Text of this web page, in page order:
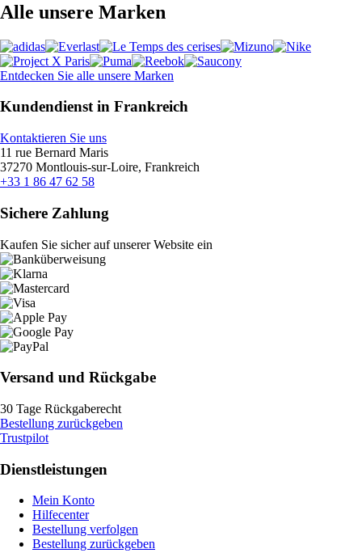
Alle unsere Marken
Entdecken Sie alle unsere Marken
Kundendienst in Frankreich
Kontaktieren Sie uns
11 rue Bernard Maris
37270 Montlouis-sur-Loire, Frankreich
+33 1 86 47 62 58
Sichere Zahlung
Kaufen Sie sicher auf unserer Website ein
Versand und Rückgabe
30 Tage Rückgaberecht
Bestellung zurückgeben
Trustpilot
Dienstleistungen
Mein Konto
Hilfecenter
Bestellung verfolgen
Bestellung zurückgeben